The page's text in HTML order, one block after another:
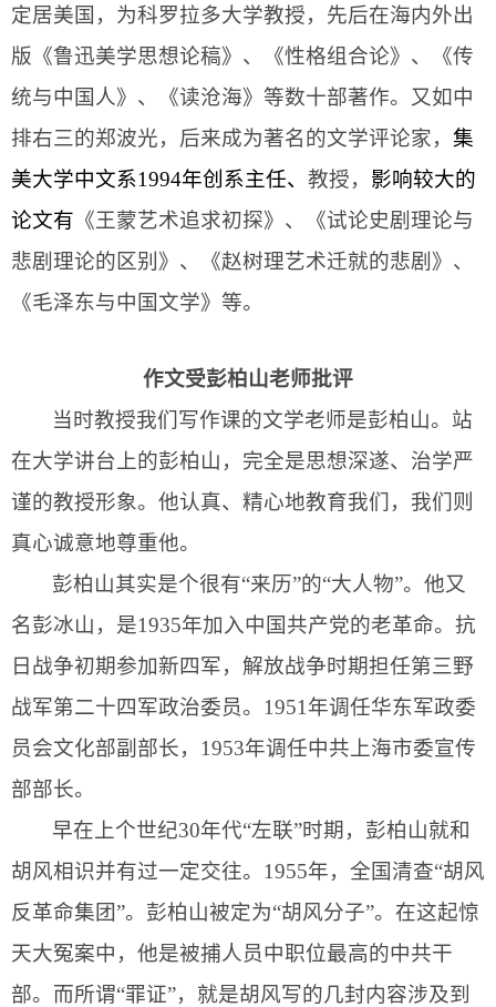
定居美国，为科罗拉多大学教授，先后在海内外出
版《鲁迅美学思想论稿》、《性格组合论》、《传
统与中国人》、《读沧海》等数十部著作。又如中
排右三的郑波光，后来成为著名的文学评论家， 集
美大学中文系1994年创系主任、 教授， 影响较大的
论文有 《王蒙艺术追求初探》、《试论史剧理论与
悲剧理论的区别》、《赵树理艺术迁就的悲剧》、
《毛泽东与中国文学》等。
作文受彭柏山老师批评
当时教授我们写作课的文学老师是彭柏山。站
在大学讲台上的彭柏山，完全是思想深遂、治学严
谨的教授形象。他认真、精心地教育我们，我们则
真心诚意地尊重他。
彭柏山其实是个很有“来历”的“大人物”。他又
名彭冰山，是1935年加入中国共产党的老革命。抗
日战争初期参加新四军，解放战争时期担任第三野
战军第二十四军政治委员。 1951 年调任华东军政委
员会文化部副部长， 1953年调任中共上海市委宣传
部部长。
早在上个世纪30年代“左联”时期，彭柏山就和
胡风相识并有过一定交往。 1955年，全国清查“胡风
反革命集团”。彭柏山被定为“胡风分子”。在这起惊
天大冤案中，他是被捕人员中职位最高的中共干
部。而所谓“罪证”，就是胡风写的几封内容涉及到